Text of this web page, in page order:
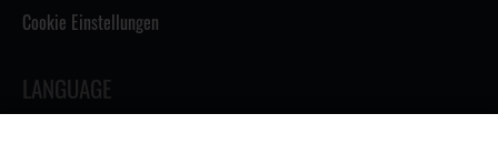
Cookie Einstellungen
LANGUAGE